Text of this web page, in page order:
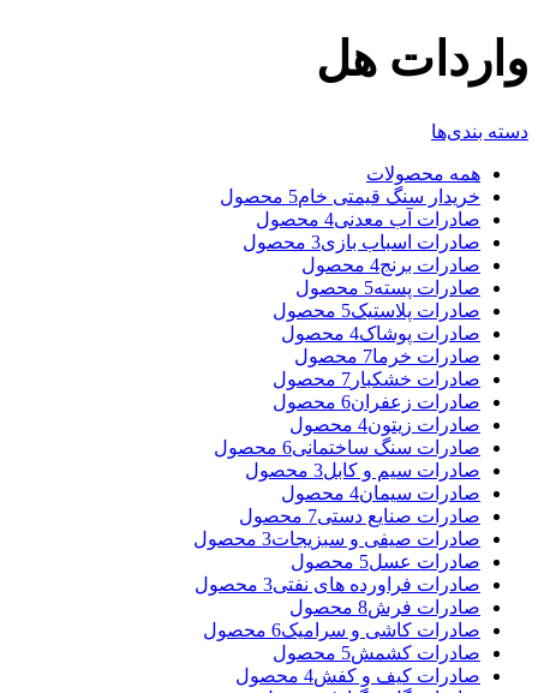
واردات هل
دسته بندی‌ها
همه محصولات
خریدار سنگ قیمتی خام5 محصول
صادرات آب معدنی4 محصول
صادرات اسباب بازی3 محصول
صادرات برنج4 محصول
صادرات پسته5 محصول
صادرات پلاستیک5 محصول
صادرات پوشاک4 محصول
صادرات خرما7 محصول
صادرات خشکبار 7 محصول
صادرات زعفران6 محصول
صادرات زیتون4 محصول
صادرات سنگ ساختمانی6 محصول
صادرات سیم و کابل3 محصول
صادرات سیمان4 محصول
صادرات صنایع دستی7 محصول
صادرات صیفی و سبزیجات3 محصول
صادرات عسل5 محصول
صادرات فراورده های نفتی3 محصول
صادرات فرش8 محصول
صادرات کاشی و سرامیک6 محصول
صادرات کشمش5 محصول
صادرات کیف و کفش4 محصول